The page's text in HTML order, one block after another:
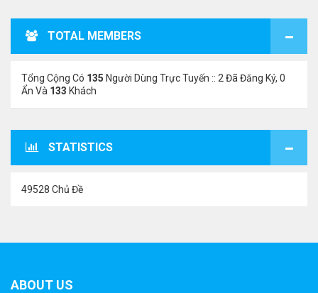
TOTAL MEMBERS
Tổng Cộng Có 135 Người Dùng Trực Tuyến :: 2 Đã Đăng Ký, 0
Ẩn Và 133 Khách
STATISTICS
49528 Chủ Đề
ABOUT US